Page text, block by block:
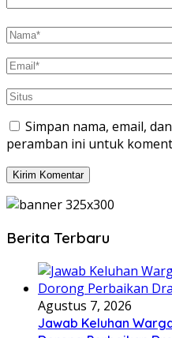
Simpan nama, email,
peramban ini untuk
Berita Terbaru
Agustus 7, 2026
Jawab Keluhan